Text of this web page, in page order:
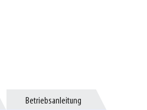
Betriebsanleitung
Betriebsanleitung